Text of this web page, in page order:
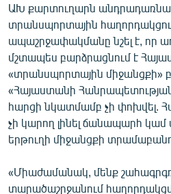
ԱԽ քարտուղարն
տրանսպորտային
ապաշրջափակմանը նշել է, որ
մշտապես բարձրացնում է
«տրանսպորտային միջանցքի»
«Հայաստանի Հանրապետության
հարցի նկատմամբ չի փոխվել.
չի կարող լինել ճանապարհ
երթուղի միջանցքի
«Միաժամանակ, մենք
տարածաշրջանում